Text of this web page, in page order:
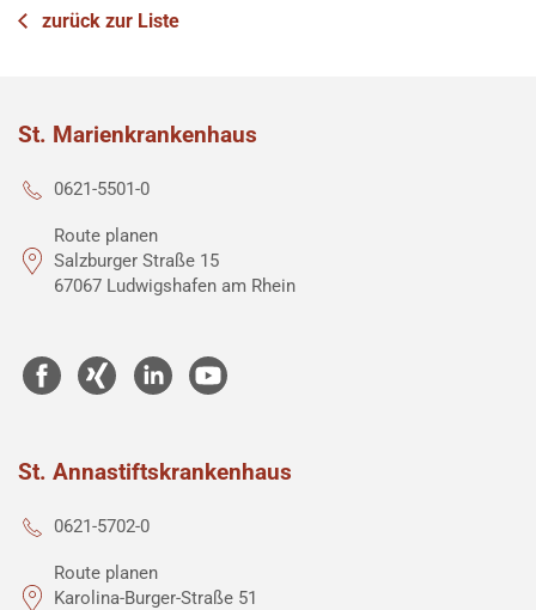
zurück zur Liste
St. Marienkrankenhaus
0621-5501-0
Route planen
Salzburger Straße 15
67067 Ludwigshafen am Rhein
St. Annastiftskrankenhaus
0621-5702-0
Route planen
Karolina-Burger-Straße 51